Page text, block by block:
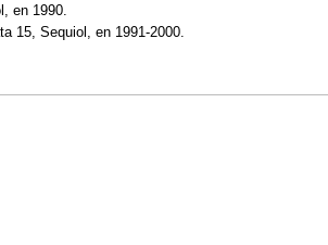
en 1990.
15, Sequiol, en 1991-2000.